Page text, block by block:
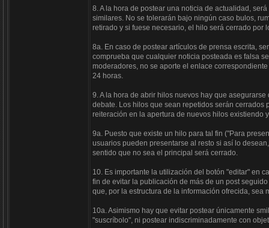
8. A la hora de postear una noticia de actualidad,
similares. No se tolerarán bajo ningún caso bulos,
retirado y si fuese necesario, el hilo será cerrado por
8a. En caso de postear artículos de prensa escrita,
comprueba que cualquier noticia posteada es falsa
moderadores, no se aporte el enlace
24 horas.
9. A la hora de abrir hilos nuevos hay que
debate. Los hilos que sean repetidos serán
reiteración en la apertura de nuevos hilos existiendo
9a. Puesto que existe un hilo para tal fin ("Para
usuarios pueden presentarse al resto si así lo
sentido que no sea el principal será cerrado.
10. Es importante la utilización del botón "editar" en
fin de evitar la publicación de más de un post
que, por la estructura de la información ofrecida,
10a. Asimismo hay que evitar postear únicamente
"suscríbolo", ni postear indiscriminadamente con